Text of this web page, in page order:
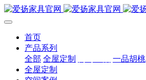
首页
产品系列
全部 全屋定制 一品胡桃
全屋定制